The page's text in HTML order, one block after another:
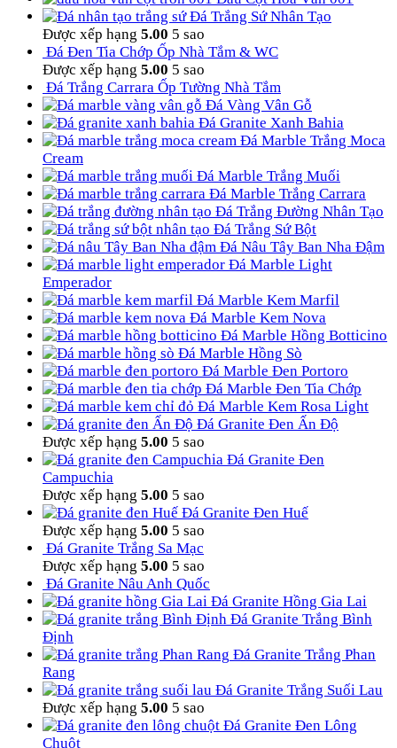
Đá Trắng Sứ Nhân Tạo
Được xếp hạng 5.00 5 sao
Đá Đen Tia Chớp Ốp Nhà Tắm & WC
Được xếp hạng 5.00 5 sao
Đá Trắng Carrara Ốp Tường Nhà Tắm
Đá Vàng Vân Gỗ
Đá Granite Xanh Bahia
Đá Marble Trắng Moca
Cream
Đá Marble Trắng Muối
Đá Marble Trắng Carrara
Đá Trắng Đường Nhân Tạo
Đá Trắng Sứ Bột
Đá Nâu Tây Ban Nha Đậm
Đá Marble Light
Emperador
Đá Marble Kem Marfil
Đá Marble Kem Nova
Đá Marble Hồng Botticino
Đá Marble Hồng Sò
Đá Marble Đen Portoro
Đá Marble Đen Tia Chớp
Đá Marble Kem Rosa Light
Đá Granite Đen Ấn Độ
Được xếp hạng 5.00 5 sao
Đá Granite Đen
Campuchia
Được xếp hạng 5.00 5 sao
Đá Granite Đen Huế
Được xếp hạng 5.00 5 sao
Đá Granite Trắng Sa Mạc
Được xếp hạng 5.00 5 sao
Đá Granite Nâu Anh Quốc
Đá Granite Hồng Gia Lai
Đá Granite Trắng Bình
Định
Đá Granite Trắng Phan
Rang
Đá Granite Trắng Suối Lau
Được xếp hạng 5.00 5 sao
Đá Granite Đen Lông
Chuột